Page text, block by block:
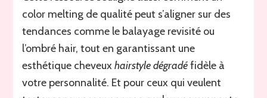
color melting de qualité peut s’aligner sur des
tendances comme le balayage revisité ou
l’ombré hair, tout en garantissant une
esthétique cheveuxhairstyle dégradéfidèle à
votre personnalité. Et pour ceux qui veulent